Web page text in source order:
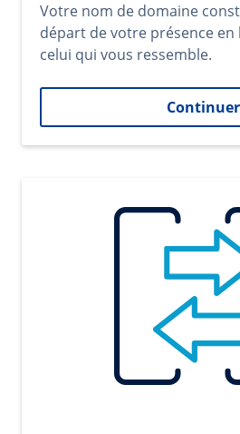
Votre nom de domaine
départ de votre présence en
celui qui vous ressemble.
Continuer